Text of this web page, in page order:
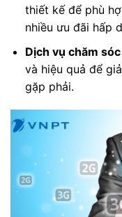
thiết kế để phù
nhiều ưu đãi hấp
Dịch vụ chăm
và hiệu quả để
gặp phải.